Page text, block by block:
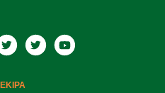
EKIPA